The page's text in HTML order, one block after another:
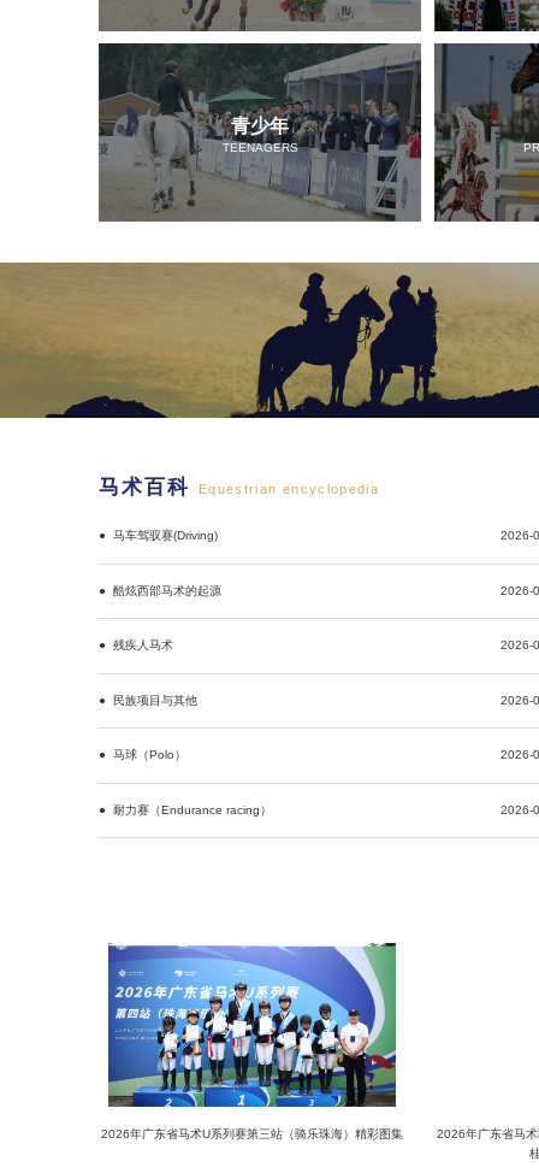
青少年
TEENAGERS
马术百科 Equestrian encyclopedia
● 马车驾驭赛(Driving) 2026-
● 酷炫西部马术的起源 2026-
● 残疾人马术 2026-
● 民族项目与其他 2026-
● 马球（Polo） 2026-
● 耐力赛（Endurance racing） 2026-
2026年广东省马术U系列赛第三站（骑乐珠海）精彩图集
2026年广东省马